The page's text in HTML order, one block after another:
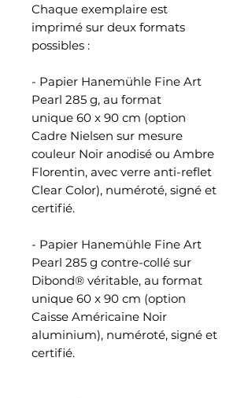
Chaque exemplaire est
imprimé sur deux formats
possibles :
- Papier Hanemühle Fine Art
Pearl 285 g, au format
unique 60 x 90 cm (option
Cadre Nielsen sur mesure
couleur Noir anodisé ou Ambre
Florentin, avec verre anti-reflet
Clear Color), numéroté, signé et
certifié.
- Papier Hanemühle Fine Art
Pearl 285 g contre-collé sur
Dibond® véritable, au format
unique 60 x 90 cm (option
Caisse Américaine Noir
aluminium), numéroté, signé et
certifié.